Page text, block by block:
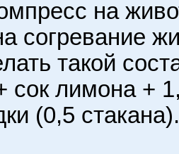
на
согревание
такой
сок лимона +
(0,5